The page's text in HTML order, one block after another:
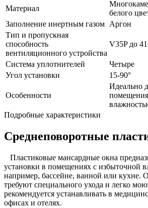
Материал
белого
Заполнение инертным газом Аргон
Тип и пропускная
способность
вентиляционного устройства
V35P до
Система уплотнителей
Четыре
Угол установки
15-90°
Особенности
Идеально
Подробные характеристики
Среднеповоротные
Пластиковые мансардные окна
установки в помещениях с избыточной
например, бассейне, ванной или
требуют специального ухода и легко
рекомендуется устанавливать в
офисах и отелях.